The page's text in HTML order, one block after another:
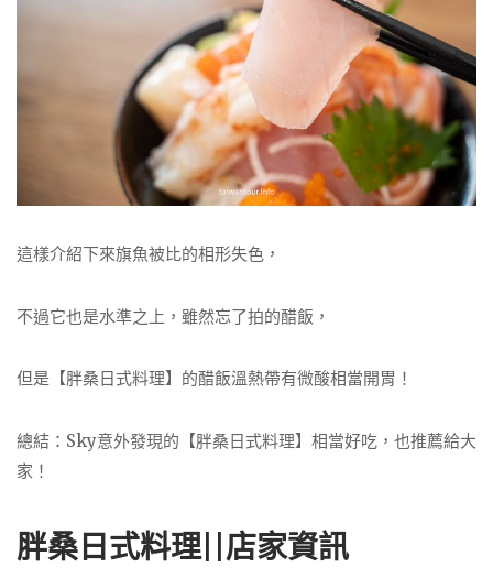
這樣介紹下來旗魚被比的相形失色，
不過它也是水準之上，雖然忘了拍的醋飯，
但是【胖桑日式料理】的醋飯溫熱帶有微酸相當開胃！
總結：Sky意外發現的【胖桑日式料理】相當好吃，也推薦給大
家！
胖桑日式料理||店家資訊